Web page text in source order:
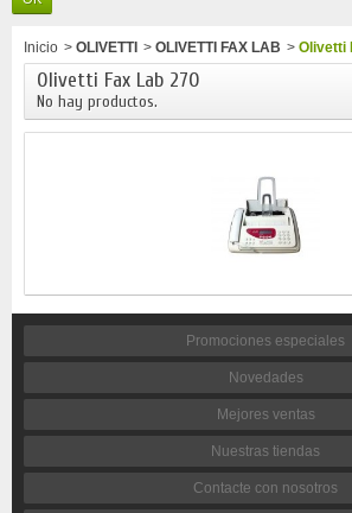
Inicio > OLIVETTI > OLIVETTI FAX LAB > Olivetti
Olivetti Fax Lab 270
No hay productos.
Promociones especiales
Novedades
Mejores ventas
Nuestras tiendas
Contacte con nosotros